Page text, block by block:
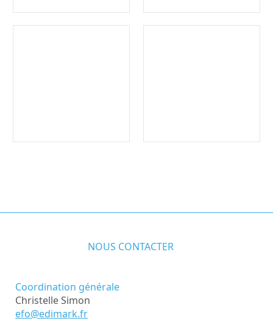
NOUS CONTACTER
Coordination générale
Christelle Simon
efo@edimark.fr